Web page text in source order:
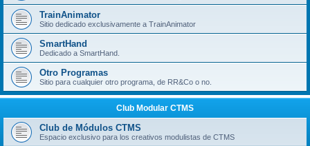
TrainAnimator
Sitio dedicado exclusivamente a TrainAnimator
SmartHand
Dedicado a SmartHand.
Otro Programas
Sitio para cualquier otro programa, de RR&Co o no.
Club Modular CTMS
Club de Módulos CTMS
Espacio exclusivo para los creativos modulistas de CTMS